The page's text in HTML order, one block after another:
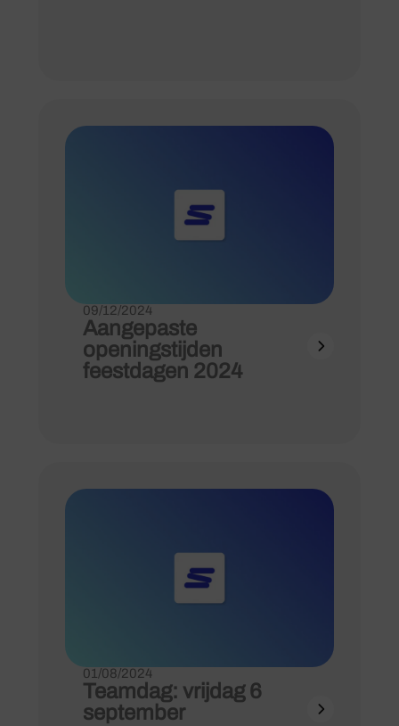
09/12/2024
Aangepaste
openingstijden
feestdagen 2024
01/08/2024
Teamdag: vrijdag 6
september